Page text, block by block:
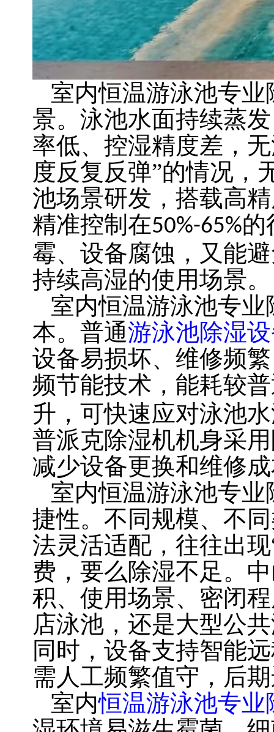
室内恒温游泳池专业
景。泳池水面持续蒸
率低、控湿精度差，
度反复反弹”的情况，
池场景研发，搭载高
精准控制在50%-65%的
霉、设备腐蚀，又能
持续高湿的使用场景。
室内恒温游泳池专业
本。普通游泳池除湿
设备易损坏、维修频
频节能技术，能耗较
升，可快速应对泳池
普派克除湿机机身采
减少设备更换和维修
室内恒温游泳池专业
捷性。不同规模、不
法灵活适配，往往出
费，要么除湿不足。
积、使用场景、密闭
店泳池，还是大型公
同时，设备支持智能
需人工频繁值守，后
室内恒温游泳池专业